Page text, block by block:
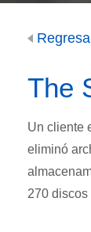
The
Un cliente
eliminó
270 discos